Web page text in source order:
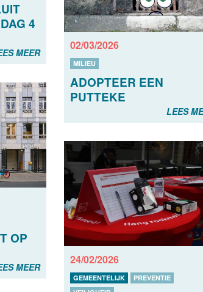
4
MEER
02/03/2026
MILIEU
ADOPTEER EEN
PUTTEKE
LEES
OP
MEER
24/02/2026
GEMEENTELIJK
PREVENTIE